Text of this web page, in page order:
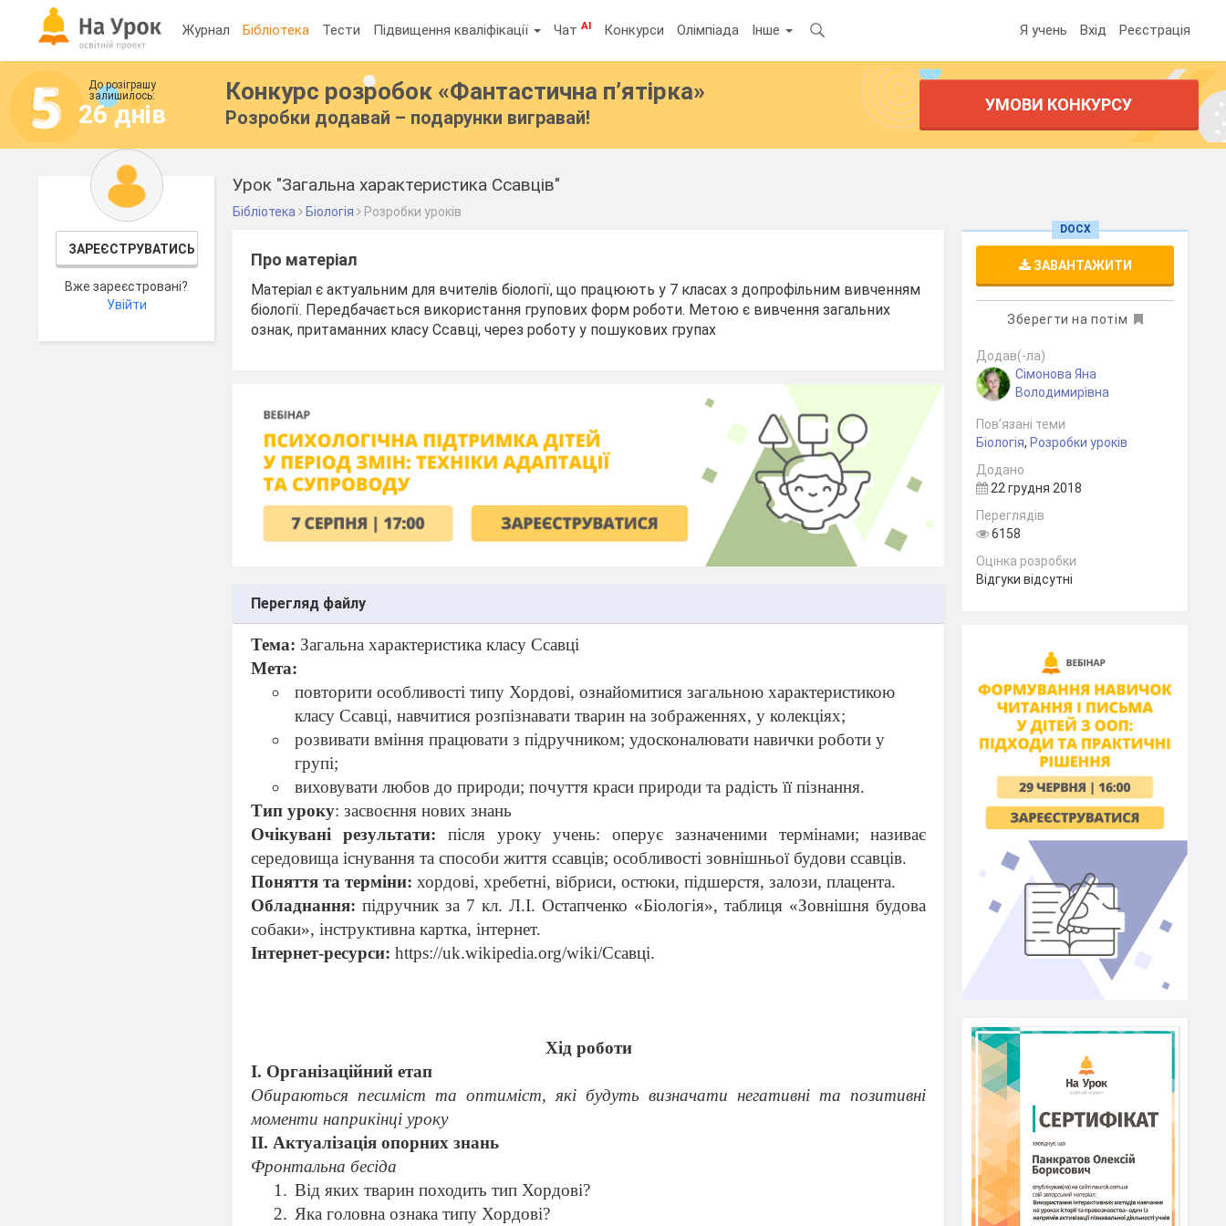
Журнал Бібліотека Тести Підвищення кваліфікації ЧатAI Конкурси Олімпіада Інше Я учень Вхід Реєстрація
До розіграшу
залишилось:
26 днів
Конкурс розробок «Фантастична п’ятірка»
Розробки додавай – подарунки вигравай!
УМОВИ КОНКУРСУ
ЗАРЕЄСТРУВАТИСЬ
Вже зареєстровані?
Увійти
Урок "Загальна характеристика Ссавців"
Бібліотека Біологія Розробки уроків
Про матеріал
Матеріал є актуальним для вчителів біології, що працюють у 7 класах з допрофільним вивченням
біології. Передбачається використання групових форм роботи. Метою є вивчення загальних
ознак, притаманних класу Ссавці, через роботу у пошукових групах
Перегляд файлу
Тема: Загальна характеристика класу Ссавці
Мета:
повторити особливості типу Хордові, ознайомитися загальною характеристикою
класу Ссавці, навчитися розпізнавати тварин на зображеннях, у колекціях;
розвивати вміння працювати з підручником; удосконалювати навички роботи у
групі;
виховувати любов до природи; почуття краси природи та радість її пізнання.
Тип уроку: засвоєння нових знань
Очікувані результати: після уроку учень: оперує зазначеними термінами; називає
середовища існування та способи життя ссавців; особливості зовнішньої будови ссавців.
Поняття та терміни: хордові, хребетні, вібриси, остюки, підшерстя, залози, плацента.
Обладнання:підручник за 7 кл. Л.І. Остапченко «Біологія», таблиця «Зовнішня будова
собаки», інструктивна картка, інтернет.
Інтернет-ресурси: https://uk.wikipedia.org/wiki/Ссавці.
Хід роботи
І. Організаційний етап
Обираються песиміст та оптиміст, які будуть визначати негативні та позитивні
моменти наприкінці уроку
ІІ. Актуалізація опорних знань
Фронтальна бесіда
Від яких тварин походить тип Хордові?
Яка головна ознака типу Хордові?
DOCX
ЗАВАНТАЖИТИ
Зберегти на потім
Додав(-ла)
Сімонова Яна
Володимирівна
Пов’язані теми
Біологія, Розробки уроків
Додано
22 грудня 2018
Переглядів
6158
Оцінка розробки
Відгуки відсутні